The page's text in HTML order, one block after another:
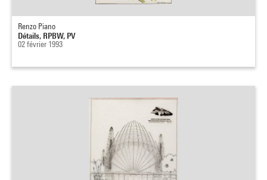
Renzo Piano
Détails, RPBW, PV
02 février 1993